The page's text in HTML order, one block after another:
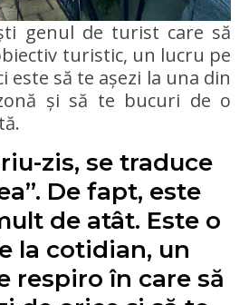
genul de turist care să
turistic, un lucru pe
este să te așezi la una din
și să te bucuri de o
zis, se traduce
De fapt, este
de atât. Este o
la cotidian, un
respiro în care să